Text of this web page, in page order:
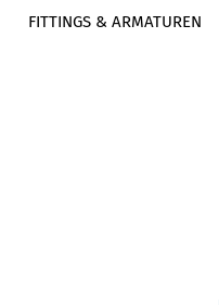
FITTINGS & ARMATUREN